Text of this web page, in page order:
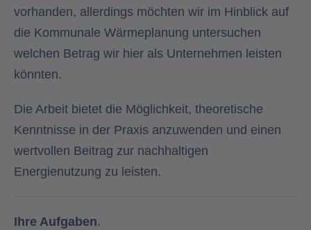
vorhanden, allerdings möchten wir im Hinblick auf
die Kommunale Wärmeplanung untersuchen
welchen Betrag wir hier als Unternehmen leisten
könnten.
Die Arbeit bietet die Möglichkeit, theoretische
Kenntnisse in der Praxis anzuwenden und einen
wertvollen Beitrag zur nachhaltigen
Energienutzung zu leisten.
Ihre Aufgaben.